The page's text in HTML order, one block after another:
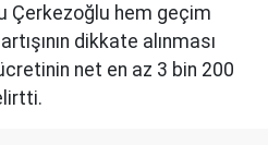
Çerkezoğlu hem geçim
dikkate alınması
net en az 3 bin 200